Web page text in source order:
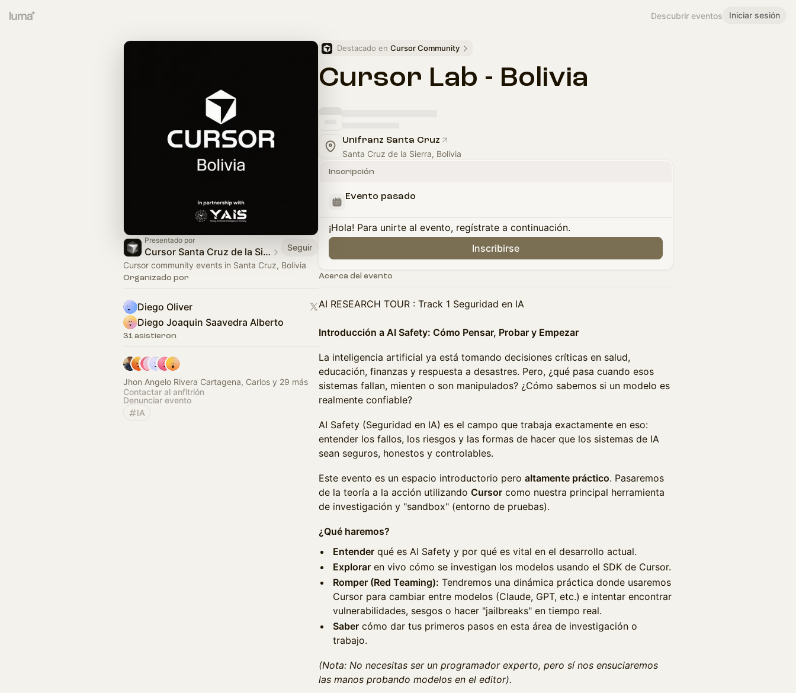
Descubrir eventos Iniciar sesión
Presentado por
Cursor Santa Cruz de la Sierra, Bolivia
Seguir
Cursor community events in Santa Cruz, Bolivia
Organizado por
Diego Oliver
Diego Joaquin Saavedra Alberto
31 asistieron
Jhon Angelo Rivera Cartagena, Carlos y 29 más
Contactar al anfitrión
Denunciar evento
IA
Destacado en Cursor Community
Cursor Lab - Bolivia
Unifranz Santa Cruz
Santa Cruz de la Sierra, Bolivia
Inscripción
Evento pasado
¡Hola! Para unirte al evento, regístrate a continuación.
Inscribirse
Acerca del evento
AI RESEARCH TOUR : Track 1 Seguridad en IA
Introducción a AI Safety: Cómo Pensar, Probar y Empezar
La inteligencia artificial ya está tomando decisiones críticas en salud,
educación, finanzas y respuesta a desastres. Pero, ¿qué pasa cuando esos
sistemas fallan, mienten o son manipulados? ¿Cómo sabemos si un modelo es
realmente confiable?
AI Safety (Seguridad en IA) es el campo que trabaja exactamente en eso:
entender los fallos, los riesgos y las formas de hacer que los sistemas de IA
sean seguros, honestos y controlables.
Este evento es un espacio introductorio pero altamente práctico. Pasaremos
de la teoría a la acción utilizando Cursor como nuestra principal herramienta
de investigación y "sandbox" (entorno de pruebas).
¿Qué haremos?
Entender qué es AI Safety y por qué es vital en el desarrollo actual.
Explorar en vivo cómo se investigan los modelos usando el SDK de Cursor.
Romper (Red Teaming): Tendremos una dinámica práctica donde usaremos
Cursor para cambiar entre modelos (Claude, GPT, etc.) e intentar encontrar
vulnerabilidades, sesgos o hacer "jailbreaks" en tiempo real.
Saber cómo dar tus primeros pasos en esta área de investigación o
trabajo.
(Nota: No necesitas ser un programador experto, pero sí nos ensuciaremos
las manos probando modelos en el editor).